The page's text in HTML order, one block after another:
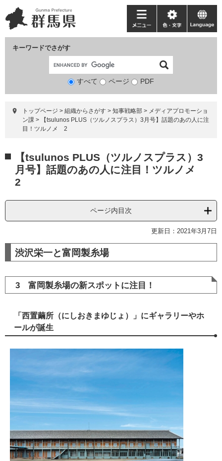
ー
ジ
ニ
ュ
て
キーワードでさがす
検
象
すべて ページ PDF
メ
ニ
ー
色・
文
language
トップページ > 組織からさがす > 知事戦略部 > メディアプロモーショ
ン課 >
【tsulunos PLUS（ツルノスプラス）3月号】話題のあの人に注
目！ツルノメ 2
文
【tsulunos PLUS（ツルノスプラス）3
月号】話題のあの人に注目！ツルノメ
2
ページ内目次
更新日：2021年3月7日
渋沢栄一と富岡製糸場
3 富岡製糸場の新スポットに注目！
「西置繭所（にしおきまゆじょ）」にギャラリーやホ
ールが誕生